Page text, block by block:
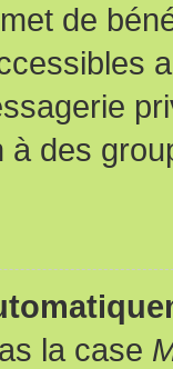
de
à des
la case